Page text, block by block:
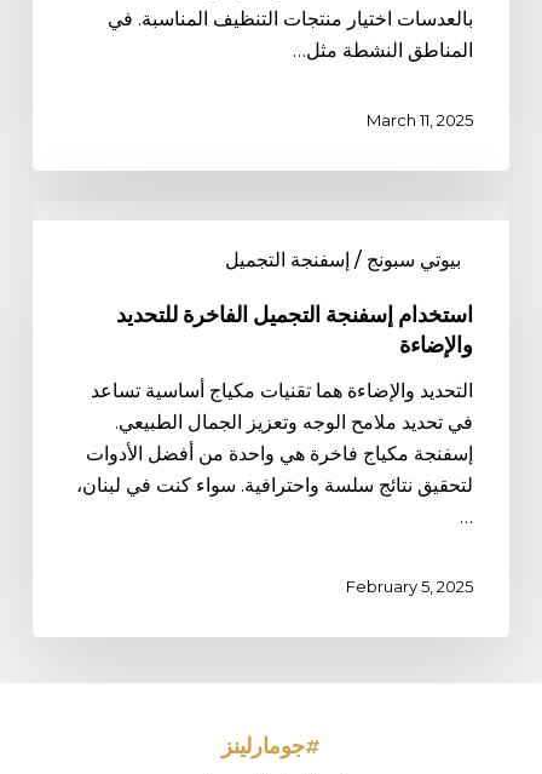
بالعدسات اختيار منتجات التنظيف المناسبة. في
المناطق النشطة مثل…
March 11, 2025
الفاخرة
للتحديد
بيوتي سبونج / إسفنجة التجميل
استخدام إسفنجة التجميل الفاخرة للتحديد
والإضاءة
التحديد والإضاءة هما تقنيات مكياج أساسية تساعد
في تحديد ملامح الوجه وتعزيز الجمال الطبيعي.
إسفنجة مكياج فاخرة هي واحدة من أفضل الأدوات
لتحقيق نتائج سلسة واحترافية. سواء كنت في لبنان،
…
February 5, 2025
#جومارلينز